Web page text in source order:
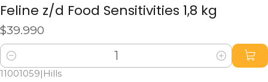
Feline z/d Food Sensitivities 1,8 kg
$39.990
Cantidad
11001059| Hills